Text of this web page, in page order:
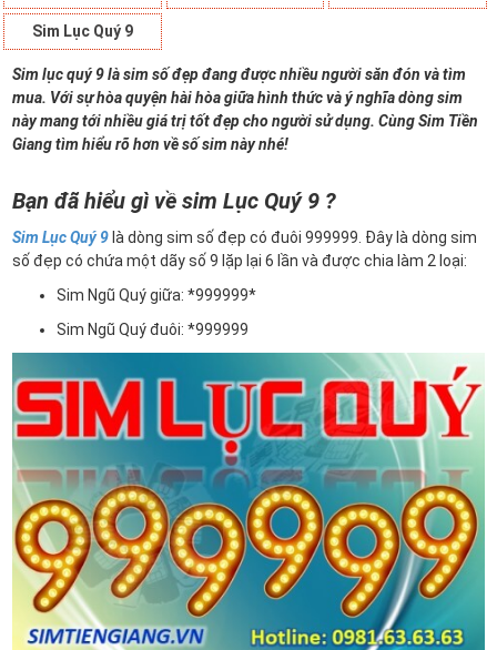
Sim Lục Quý 9
Sim lục quý 9 là sim số đẹp đang được nhiều người săn đón và tìm
mua. Với sự hòa quyện hài hòa giữa hình thức và ý nghĩa dòng sim
này mang tới nhiều giá trị tốt đẹp cho người sử dụng. Cùng Sim Tiền
Giang tìm hiểu rõ hơn về số sim này nhé!
Bạn đã hiểu gì về sim Lục Quý 9 ?
Sim Lục Quý 9 là dòng sim số đẹp có đuôi 999999. Đây là dòng sim
số đẹp có chứa một dãy số 9 lặp lại 6 lần và được chia làm 2 loại:
Sim Ngũ Quý giữa: *999999*
Sim Ngũ Quý đuôi: *999999